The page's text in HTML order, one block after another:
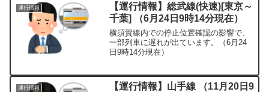
運行情報
【運行情報】総武線(快速)[東京～
千葉] （6月24日9時14分現在）
横須賀線内での停止位置確認の影響で、
一部列車に遅れが出ています。（6月24
日9時14分現在）
運行情報
【運行情報】山手線 （11月20日9